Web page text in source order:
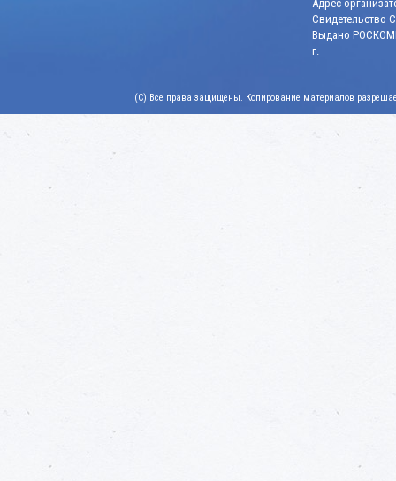
Адрес
Свидетельство
Выдано
г.
(C) Все права защищены. Копирование материалов